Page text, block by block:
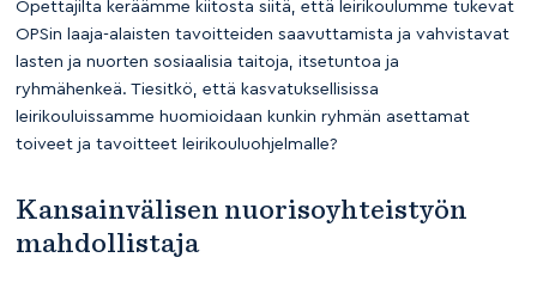
Opettajilta keräämme kiitosta siitä, että leirikoulumme tukevat
OPSin laaja-alaisten tavoitteiden saavuttamista ja vahvistavat
lasten ja nuorten sosiaalisia taitoja, itsetuntoa ja
ryhmähenkeä. Tiesitkö, että kasvatuksellisissa
leirikouluissamme huomioidaan kunkin ryhmän asettamat
toiveet ja tavoitteet leirikouluohjelmalle?
Kansainvälisen nuorisoyhteistyön
mahdollistaja